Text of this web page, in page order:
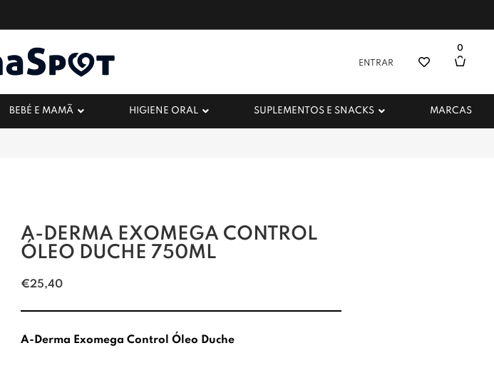
ENTRAR
0
BEBÉ E MAMÃ HIGIENE ORAL SUPLEMENTOS E SNACKS MARCAS
A-DERMA EXOMEGA CONTROL
ÓLEO DUCHE 750ML
€25,40
A-Derma Exomega Control Óleo Duche